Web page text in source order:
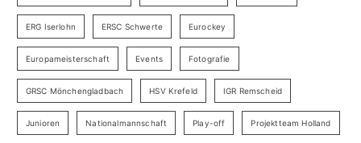
ERG Iserlohn ERSC Schwerte Eurockey
Europameisterschaft Events Fotografie
GRSC Mönchengladbach HSV Krefeld IGR Remscheid
Junioren Nationalmannschaft Play-off Projektteam Holland